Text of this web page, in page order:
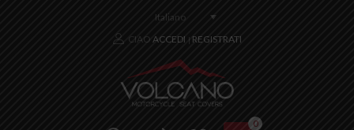
Italiano
CIAO ACCEDI | REGISTRATI
0